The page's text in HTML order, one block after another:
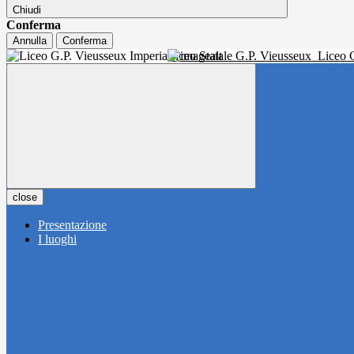
Chiudi
Conferma
Annulla Conferma
Liceo Statale G.P. Vieusseux Liceo
close
Presentazione
I luoghi